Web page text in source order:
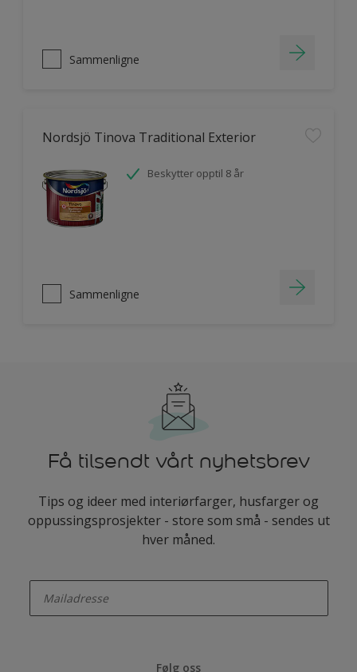
Sammenligne
Nordsjö Tinova Traditional Exterior
Beskytter opptil 8 år
Sammenligne
Få tilsendt vårt nyhetsbrev
Tips og ideer med interiørfarger, husfarger og
oppussingsprosjekter - store som små - sendes ut
hver måned.
Følg oss